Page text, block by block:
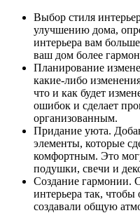
Выбор стиля
улучшению дома,
интерьера вам
ваш дом более
Планирование
какие-либо
что и как будет
ошибок и сделает
организованным.
Придание уюта.
элементы, которые
комфортным. Это
подушки, свечи и
Создание гармонии.
интерьера так,
создавали общую